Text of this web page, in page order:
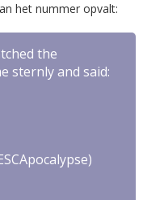
het nummer opvalt:
the
sternly and said: